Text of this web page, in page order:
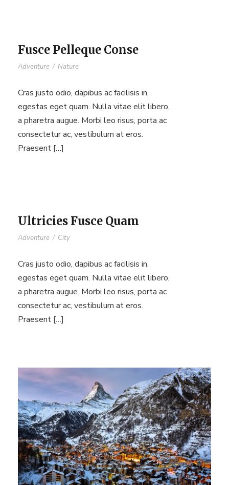
Fusce Pelleque Conse
Adventure / Nature
Cras justo odio, dapibus ac facilisis in,
egestas eget quam. Nulla vitae elit libero,
a pharetra augue. Morbi leo risus, porta ac
consectetur ac, vestibulum at eros.
Praesent […]
Ultricies Fusce Quam
Adventure / City
Cras justo odio, dapibus ac facilisis in,
egestas eget quam. Nulla vitae elit libero,
a pharetra augue. Morbi leo risus, porta ac
consectetur ac, vestibulum at eros.
Praesent […]